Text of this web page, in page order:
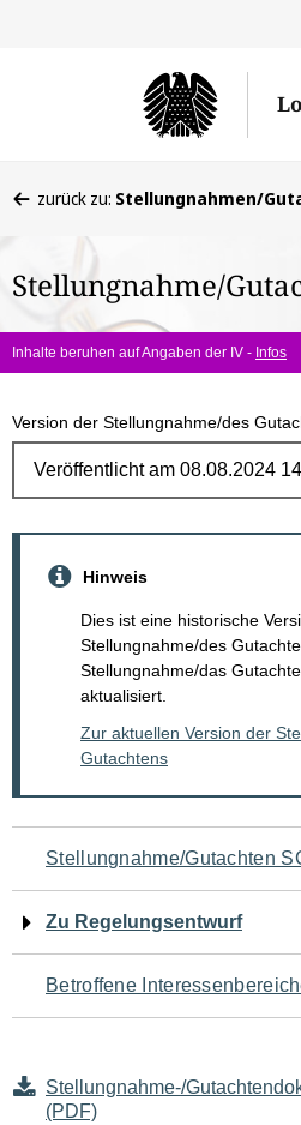
befinden
hier:
zurück zu: Stellungnahmen/
Stellungnahme/
Inhalte beruhen auf Angaben der IV - Infos
Version der Stellungnahme/des
Hinweis
Dies ist eine historische
Stellungnahme/des
Stellungnahme/das
aktualisiert.
Zur aktuellen Version der
Gutachtens
Navigation
für
den
Seiteninhalt
Stellungnahme/Gutachten
Zu Regelungsentwurf
Betroffene
Stellungnahme-/
(PDF)